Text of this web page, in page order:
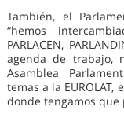
También, el
“hemos
PARLACEN,
agenda de trabajo,
Asamblea
temas a la
donde tengamos que